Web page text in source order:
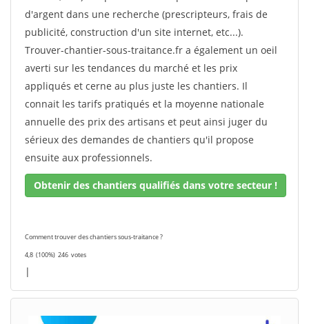
d'argent dans une recherche (prescripteurs, frais de
publicité, construction d'un site internet, etc...).
Trouver-chantier-sous-traitance.fr a également un oeil
averti sur les tendances du marché et les prix
appliqués et cerne au plus juste les chantiers. Il
connait les tarifs pratiqués et la moyenne nationale
annuelle des prix des artisans et peut ainsi juger du
sérieux des demandes de chantiers qu'il propose
ensuite aux professionnels.
Obtenir des chantiers qualifiés dans votre secteur !
Comment trouver des chantiers sous-traitance ?
4,8 (100%) 246 votes
|